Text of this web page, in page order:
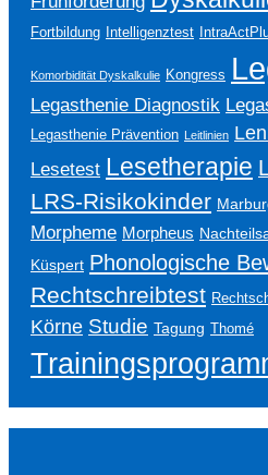
Fortbildung
Intelligenztest
Komorbidität Dyskalkulie Kongress
Legasthenie Diagnostik
Legasthenie Prävention Leitlinien
Lesetest Lesetherapie
LRS-Risikokinder
Morpheme Morpheus
Küspert Phonologische
Rechtschreibtest
Körne Studie Tagung Thomé